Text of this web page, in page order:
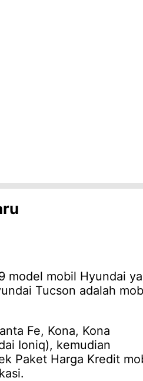
model mobil Hyundai
Tucson adalah
Fe, Kona, Kona
Ioniq), kemudian
Paket Harga Kredit